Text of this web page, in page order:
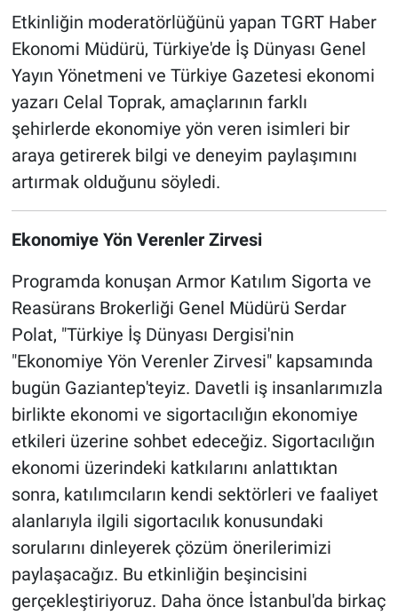
Etkinliğin moderatörlüğünü yapan TGRT Haber
Ekonomi Müdürü, Türkiye'de İş Dünyası Genel
Yayın Yönetmeni ve Türkiye Gazetesi ekonomi
yazarı Celal Toprak, amaçlarının farklı
şehirlerde ekonomiye yön veren isimleri bir
araya getirerek bilgi ve deneyim paylaşımını
artırmak olduğunu söyledi.
Ekonomiye Yön Verenler Zirvesi
Programda konuşan Armor Katılım Sigorta ve
Reasürans Brokerliği Genel Müdürü Serdar
Polat, "Türkiye İş Dünyası Dergisi'nin
"Ekonomiye Yön Verenler Zirvesi" kapsamında
bugün Gaziantep'teyiz. Davetli iş insanlarımızla
birlikte ekonomi ve sigortacılığın ekonomiye
etkileri üzerine sohbet edeceğiz. Sigortacılığın
ekonomi üzerindeki katkılarını anlattıktan
sonra, katılımcıların kendi sektörleri ve faaliyet
alanlarıyla ilgili sigortacılık konusundaki
sorularını dinleyerek çözüm önerilerimizi
paylaşacağız. Bu etkinliğin beşincisini
gerçekleştiriyoruz. Daha önce İstanbul'da birkaç